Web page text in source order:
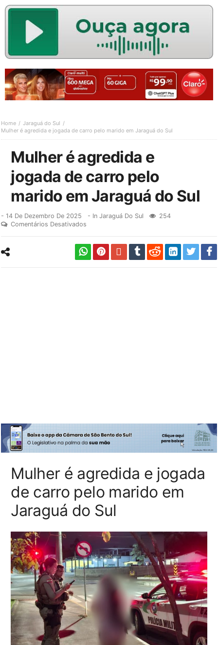
Home
Jaraguá do Sul
Mulher é agredida e jogada de carro pelo marido em Jaraguá do Sul
Mulher é agredida e
jogada de carro pelo
marido em Jaraguá do Sul
-14 De Dezembro De 2025 - InJaraguá Do Sul
254
Comentários Desativados
Mulher é agredida e jogada
de carro pelo marido em
Jaraguá do Sul